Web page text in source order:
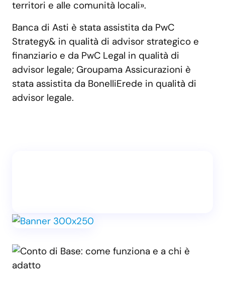
territori e alle comunità locali».
Banca di Asti è stata assistita da PwC
Strategy& in qualità di advisor strategico e
finanziario e da PwC Legal in qualità di
advisor legale; Groupama Assicurazioni è
stata assistita da BonelliErede in qualità di
advisor legale.